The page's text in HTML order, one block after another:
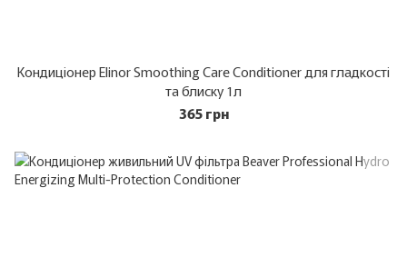
Кондиціонер Elinor Smoothing Care Conditioner для гладкості
та блиску 1л
365 грн